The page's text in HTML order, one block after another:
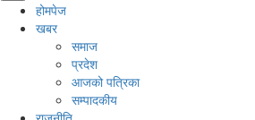
होमपेज
खबर
समाज
प्रदेश
आजको पत्रिका
सम्पादकीय